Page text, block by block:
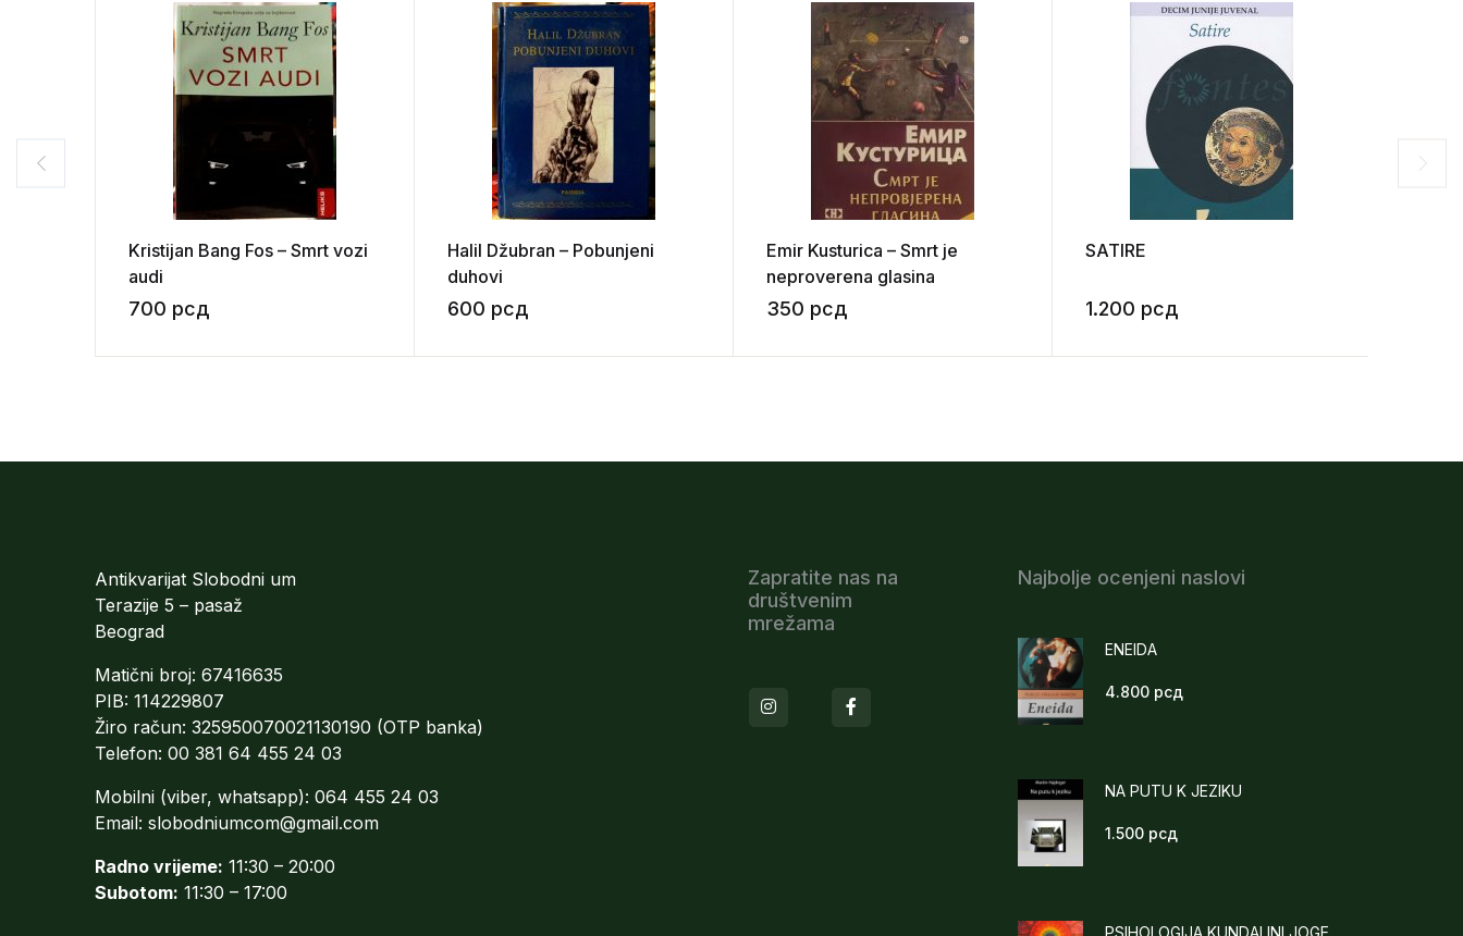
Kristijan Bang Fos – Smrt vozi
audi
700 рсд
Halil Džubran – Pobunjeni
duhovi
600 рсд
Emir Kusturica – Smrt je
neproverena glasina
350 рсд
SATIRE
1.200 рсд
Antikvarijat Slobodni um
Terazije 5 – pasaž
Beograd
Matični broj: 67416635
PIB: 114229807
Žiro račun: 325950070021130190 (OTP banka)
Telefon: 00 381 64 455 24 03
Mobilni (viber, whatsapp): 064 455 24 03
Email: slobodniumcom@gmail.com
Radno vrijeme: 11:30 – 20:00
Subotom: 11:30 – 17:00
Zapratite nas na
društvenim
mrežama
Instagram
Najbolje ocenjeni naslovi
ENEIDA
4.800 рсд
NA PUTU K JEZIKU
1.500 рсд
PSIHOLOGIJA KUNDALINI JOGE